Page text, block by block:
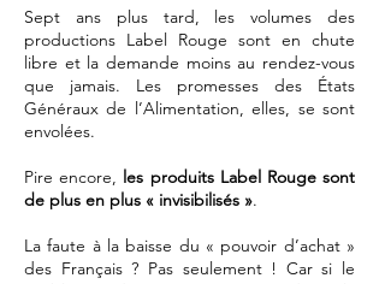
Sept ans plus tard, les volumes des
productions Label Rouge sont en chute
libre et la demande moins au rendez-vous
que jamais. Les promesses des États
Généraux de l’Alimentation, elles, se sont
envolées.
Pire encore, les produits Label Rouge sont
de plus en plus « invisibilisés ».
La faute à la baisse du « pouvoir d’achat »
des Français ? Pas seulement ! Car si le